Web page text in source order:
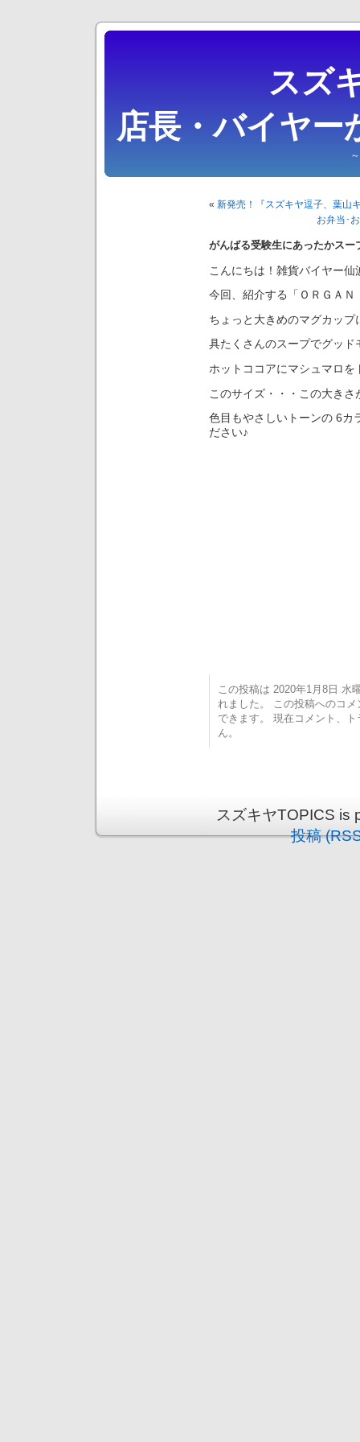
スズ
店長・バイヤー
« 新発売！『スズキヤ逗子、葉山
お弁当･
がんばる受験生にあったかスー
こんにちは！雑貨バイヤー仙
今回、紹介する「ＯＲＧＡ
ちょっと大きめのマグカッ
具たくさんのスープでグッド
ホットココアにマシュマロ
このサイズ・・・この大き
色目もやさしいトーンの 6カ
ださい♪
この投稿は 2020年1月8日 水
れました。 この投稿へのコ
できます。 現在コメント、
ん。
スズキヤTOPICS
投稿